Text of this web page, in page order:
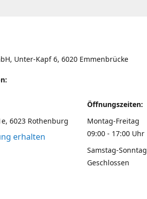
Unter-Kapf 6, 6020 Emmenbrücke
6023 Rothenburg
erhalten
Öffnungszeiten:
Montag-Freitag
09:00 - 17:00 Uhr
Samstag-Sonntag
Geschlossen